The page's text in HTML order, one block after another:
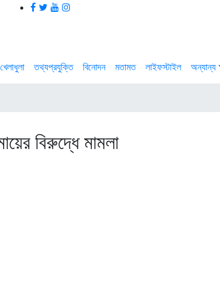
খেলাধুলা তথ্যপ্রযুক্তি বিনোদন মতামত লাইফস্টাইল অন্যান্য
বিরুদ্ধে মামলা